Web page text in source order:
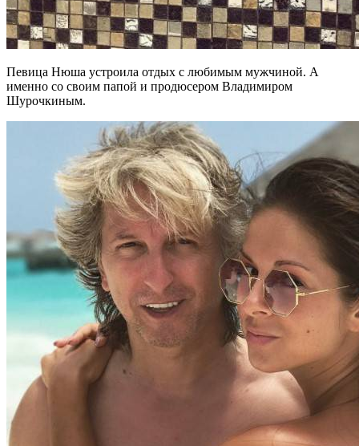
Певица Нюша устроила отдых с любимым мужчиной. А
именно со своим папой и продюсером Владимиром
Шурочкиным.